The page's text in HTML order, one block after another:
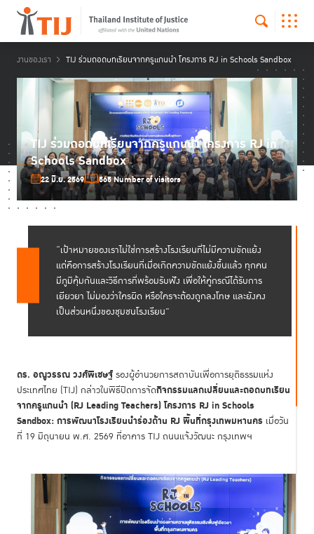
งานของเรา TIJ ร่วมถอดบทเรียนจากครูแกนนำ โครงการ RJ in Schools Sandbox
TIJ ร่วมถอดบทเรียนจากครูแกนนำ โครงการ RJ in
Schools Sandbox
22 มิ.ย. 2569 565 Number of visitors
“เป้าหมายของเราไม่ใช่การสร้างโรงเรียนที่ไม่มีความขัดแย้ง
แต่คือการสร้างโรงเรียนที่เมื่อเกิดความขัดแย้งขึ้นแล้ว ทุกคน
มีภูมิคุ้มกันและวิธีการที่พร้อมรับฟัง เพื่อให้คู่กรณีได้รับการ
เยียวยา ไม่มองว่าใครผิด หรือใครจะต้องถูกลงโทษ และยังคง
เป็นส่วนหนึ่งของชุมชนโรงเรียน”
ดร. อณูวรรณ วงศ์พิเชษฐ์ รองผู้อำนวยการสถาบันเพื่อการยุติธรรมแห่ง
ประเทศไทย (TIJ) กล่าวในพิธีปิดการจัดกิจกรรมแลกเปลี่ยนและถอดบทเรียน
จากครูแกนนำ (RJ Leading Teachers) โครงการ RJ in Schools
Sandbox: การพัฒนาโรงเรียนนำร่องด้าน RJ พื้นที่กรุงเทพมหานคร เมื่อวัน
ที่ 19 มิถุนายน พ.ศ. 2569 ที่อาคาร TIJ ถนนแจ้งวัฒนะ กรุงเทพฯ